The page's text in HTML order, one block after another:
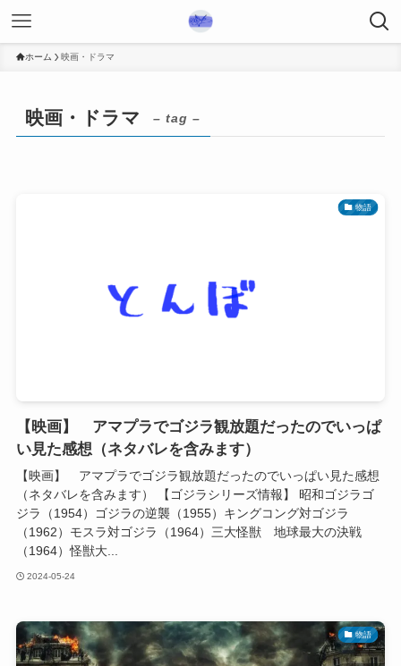
ホーム 映画・ドラマ
映画・ドラマ – tag –
物語
【映画】 アマプラでゴジラ観放題だったのでいっぱ
い見た感想（ネタバレを含みます）
【映画】 アマプラでゴジラ観放題だったのでいっぱい見た感想
（ネタバレを含みます） 【ゴジラシリーズ情報】 昭和ゴジラゴ
ジラ（1954）ゴジラの逆襲（1955）キングコング対ゴジラ
（1962）モスラ対ゴジラ（1964）三大怪獣 地球最大の決戦
（1964）怪獣大...
2024-05-24
物語